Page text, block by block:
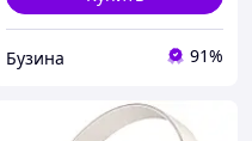
Бузина 91%